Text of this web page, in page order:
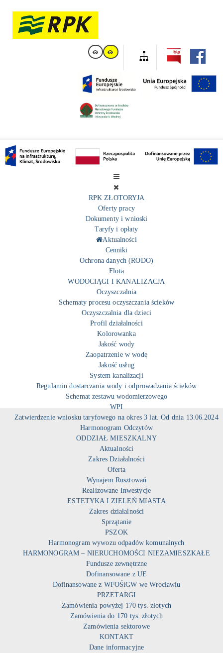
RPK ZŁOTORYJA
Oferty pracy
Dokumenty i wnioski
Taryfy i opłaty
Aktualności
Cenniki
Ochrona danych (RODO)
Flota
WODOCIĄGI I KANALIZACJA
Oczyszczalnia
Schematy procesu oczyszczania ścieków
Oczyszczalnia dla dzieci
Profil działalności
Kolorowanka
Jakość wody
Zaopatrzenie w wodę
Jakość usług
System kanalizacji
Regulamin dostarczania wody i odprowadzania ścieków
Schemat zestawu wodomierzowego
WPI
Zatwierdzenie wniosku taryfowego na okres 3 lat. Od dnia 13.06.2024
Harmonogram Odczytów
ODDZIAŁ MIESZKALNY
Aktualności
Zakres Działalności
Oferta
Wynajem Rusztowań
Realizowane Inwestycje
ESTETYKA I ZIELEŃ MIASTA
Zakres działalności
Sprzątanie
PSZOK
Harmonogram wywozu odpadów komunalnych
HARMONOGRAM – NIERUCHOMOŚCI NIEZAMIESZKAŁE
Fundusze zewnętrzne
Dofinansowane z UE
Dofinansowane z WFOŚiGW we Wrocławiu
PRZETARGI
Zamówienia powyżej 170 tys. złotych
Zamówienia do 170 tys. złotych
Zamówienia sektorowe
KONTAKT
Dane informacyjne